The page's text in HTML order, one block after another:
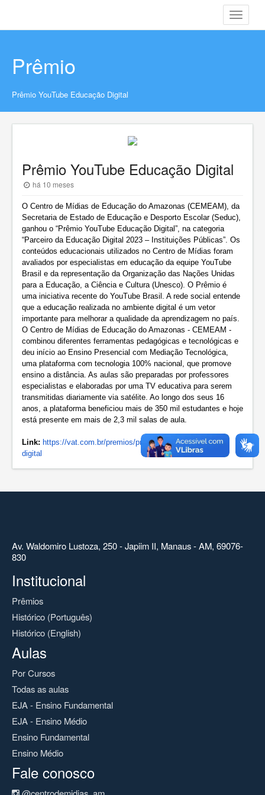
Toggle
Prêmio
Prêmio YouTube Educação Digital
Prêmio YouTube Educação Digital
há 10 meses
O Centro de Mídias de Educação do Amazonas (CEMEAM), da
Secretaria de Estado de Educação e Desporto Escolar (Seduc),
ganhou o “Prêmio YouTube Educação Digital”, na categoria
“Parceiro da Educação Digital 2023 – Instituições Públicas”. Os
conteúdos educacionais utilizados no Centro de Mídias foram
avaliados por especialistas em educação da equipe YouTube
Brasil e da representação da Organização das Nações Unidas
para a Educação, a Ciência e Cultura (Unesco). O Prêmio é
uma iniciativa recente do YouTube Brasil. A rede social entende
que a educação realizada no ambiente digital é um vetor
importante para melhorar a qualidade da aprendizagem no país.
O Centro de Mídias de Educação do Amazonas - CEMEAM -
combinou diferentes ferramentas pedagógicas e tecnológicas e
deu início ao Ensino Presencial com Mediação Tecnológica,
uma plataforma com tecnologia 100% nacional, que promove
ensino a distância. As aulas são preparadas por professores
especialistas e elaboradas por uma TV educativa para serem
transmitidas diariamente via satélite. Ao longo dos seus 16
anos, a plataforma beneficiou mais de 350 mil estudantes e hoje
está presente em mais de 2,3 mil salas de aula.
Link: https://vat.com.br/premios/premio-youtube-educacao-
digital
Av. Waldomiro Lustoza, 250 - Japiim II, Manaus - AM, 69076-
830
Institucional
Prêmios
Histórico (Português)
Histórico (English)
Aulas
Por Cursos
Todas as aulas
EJA - Ensino Fundamental
EJA - Ensino Médio
Ensino Fundamental
Ensino Médio
Fale conosco